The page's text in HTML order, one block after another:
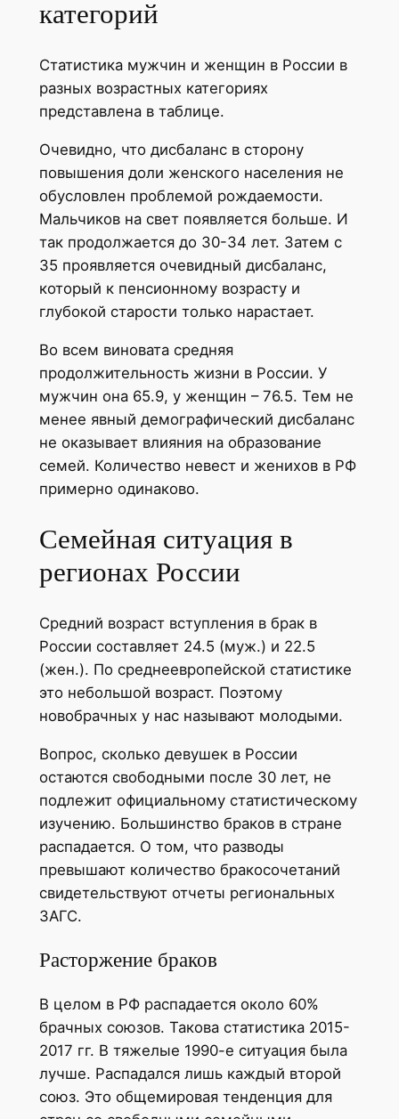
категорий
Статистика мужчин и женщин в России в
разных возрастных категориях
представлена в таблице.
Очевидно, что дисбаланс в сторону
повышения доли женского населения не
обусловлен проблемой рождаемости.
Мальчиков на свет появляется больше. И
так продолжается до 30-34 лет. Затем с
35 проявляется очевидный дисбаланс,
который к пенсионному возрасту и
глубокой старости только нарастает.
Во всем виновата средняя
продолжительность жизни в России. У
мужчин она 65.9, у женщин – 76.5. Тем не
менее явный демографический дисбаланс
не оказывает влияния на образование
семей. Количество невест и женихов в РФ
примерно одинаково.
Семейная ситуация в
регионах России
Средний возраст вступления в брак в
России составляет 24.5 (муж.) и 22.5
(жен.). По среднеевропейской статистике
это небольшой возраст. Поэтому
новобрачных у нас называют молодыми.
Вопрос, сколько девушек в России
остаются свободными после 30 лет, не
подлежит официальному статистическому
изучению. Большинство браков в стране
распадается. О том, что разводы
превышают количество бракосочетаний
свидетельствуют отчеты региональных
ЗАГС.
Расторжение браков
В целом в РФ распадается около 60%
брачных союзов. Такова статистика 2015-
2017 гг. В тяжелые 1990-е ситуация была
лучше. Распадался лишь каждый второй
союз. Это общемировая тенденция для